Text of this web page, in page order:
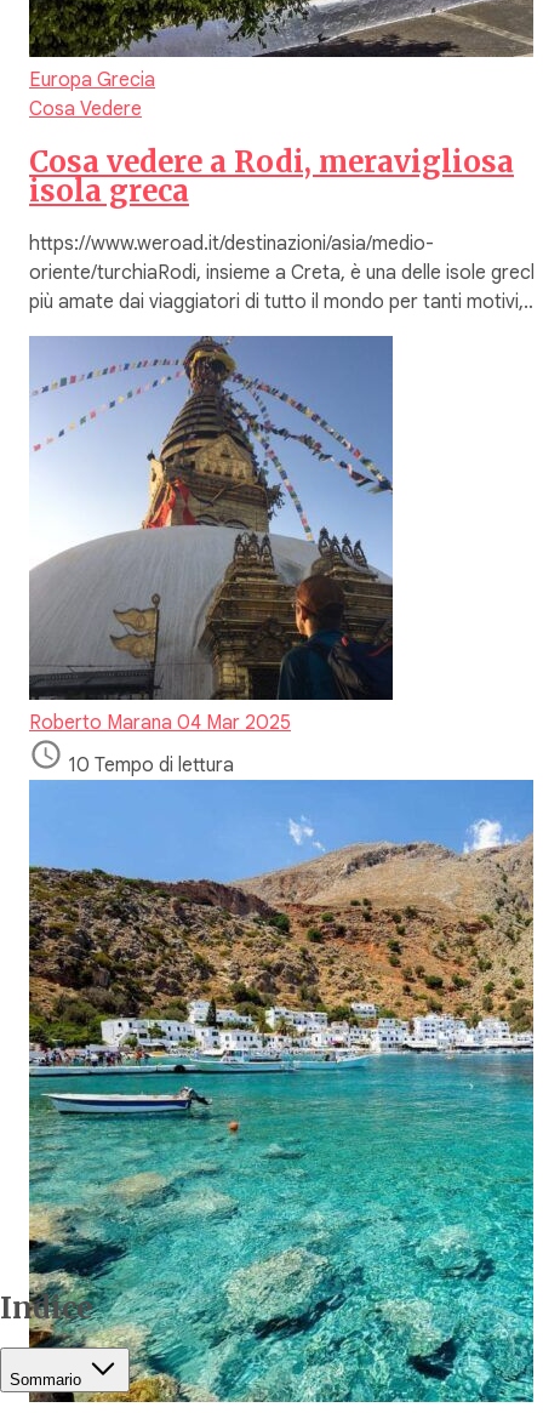
Indice
Sommario
Europa Grecia
Cosa Vedere
Cosa vedere a Rodi, meravigliosa
isola greca
https://www.weroad.it/destinazioni/asia/medio-
oriente/turchiaRodi, insieme a Creta, è una delle isole
più amate dai viaggiatori di tutto il mondo per tanti motivi,…
Roberto Marana 04 Mar 2025
10 Tempo di lettura